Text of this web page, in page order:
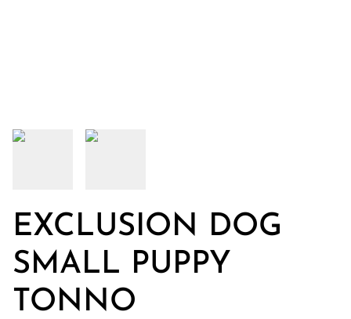
EXCLUSION DOG
SMALL PUPPY
TONNO